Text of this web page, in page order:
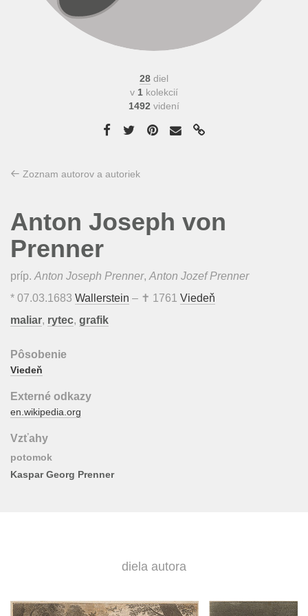
28 diel
v 1 kolekcií
1492 videní
Zoznam autorov a autoriek
Anton Joseph von
Prenner
príp. Anton Joseph Prenner, Anton Jozef Prenner
* 07.03.1683 Wallerstein – ✝ 1761 Viedeň
maliar, rytec, grafik
Pôsobenie
Viedeň
Externé odkazy
en.wikipedia.org
Vzťahy
potomok
Kaspar Georg Prenner
diela autora